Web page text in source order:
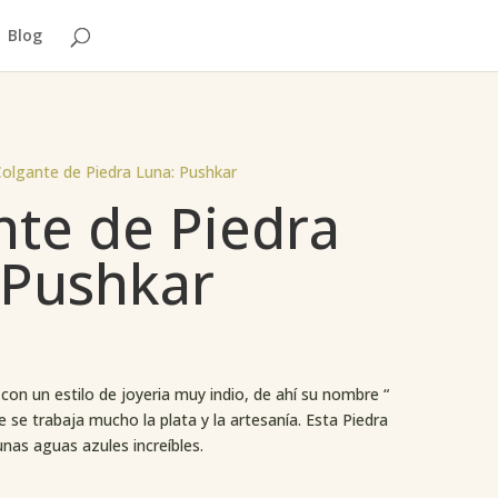
Blog
de Piedra Luna: Pushkar
de Piedra
un estilo de joyeria muy indio, de ahí su nombre “
se trabaja mucho la plata y la artesanía. Esta Piedra
aguas azules increíbles.